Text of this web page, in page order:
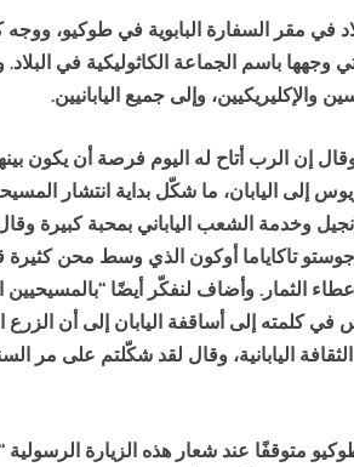
في مقر السفارة البابوية في طوكيو،
باسم الجماعة الكاثوليكية في البلاد.
وإلى جميع اليابانيين.
إن الرب أتاح له اليوم فرصة أن
اليابان، ما شكّل بداية انتشار
وخدمة الشعب الياباني بمحبة كبيرة
جوستو تاكاياما أوكون الذي وسط محن
الثمار. وأضاف لنفكّر أيضًا
كلمته إلى أساقفة اليابان إلى أن الزرع
اليابانية، وقال لقد شكّلتم على مر
متوقفًا عند شعار هذه الزيارة